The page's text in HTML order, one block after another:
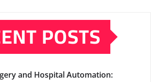
POSTS
and Hospital Automation: